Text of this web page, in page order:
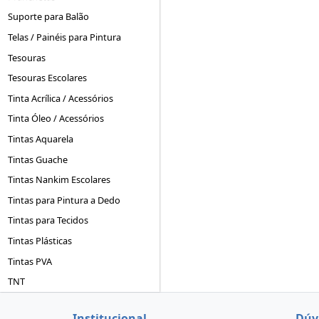
Suporte para Balão
Telas / Painéis para Pintura
Tesouras
Tesouras Escolares
Tinta Acrílica / Acessórios
Tinta Óleo / Acessórios
Tintas Aquarela
Tintas Guache
Tintas Nankim Escolares
Tintas para Pintura a Dedo
Tintas para Tecidos
Tintas Plásticas
Tintas PVA
TNT